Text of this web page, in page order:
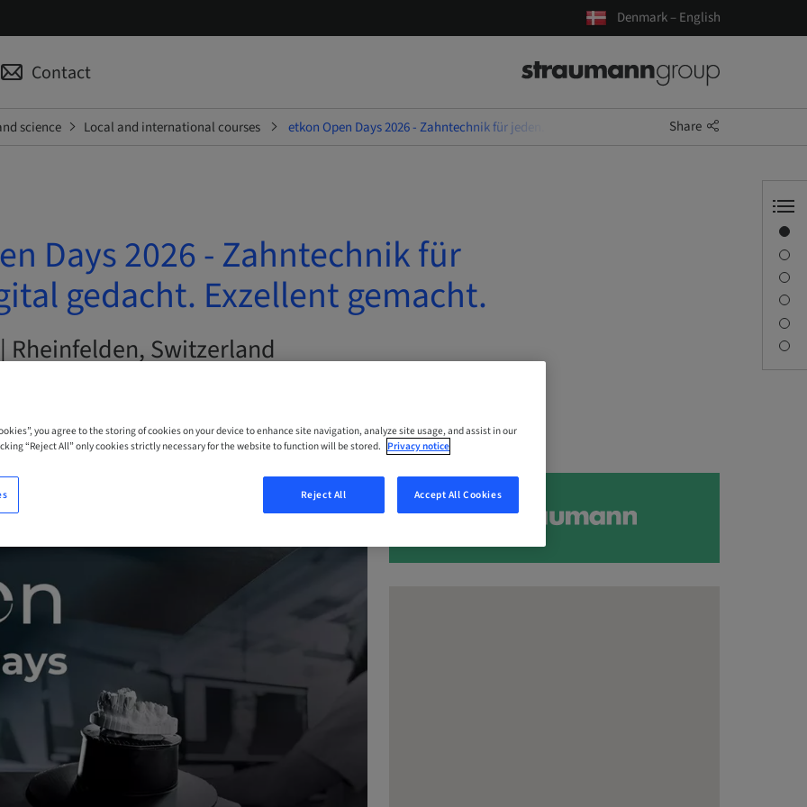
Denmark – English
Contact
science Local and international courses etkon Open Days 2026 - Zahntechnik für jeden. Digital gedacht. Exzellent gemacht.
Share
Days 2026 - Zahntechnik für
gedacht. Exzellent gemacht.
Rheinfelden, Switzerland
you agree to the storing of cookies on your device to enhance site navigation, analyze site usage, and assist in our
“Reject All” only cookies strictly necessary for the website to function will be stored. Privacy notice
Reject All Accept All Cookies